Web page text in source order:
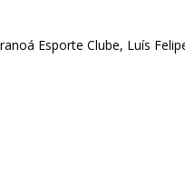
Esporte Clube, Luís